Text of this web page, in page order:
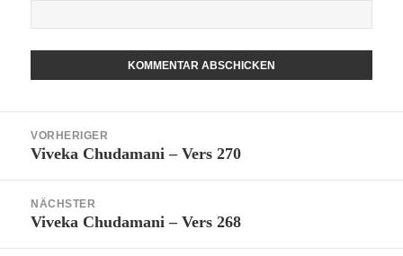
VORHERIGER
Vorheriger
Viveka Chudamani – Vers 270
NÄCHSTER
Nächster
Viveka Chudamani – Vers 268